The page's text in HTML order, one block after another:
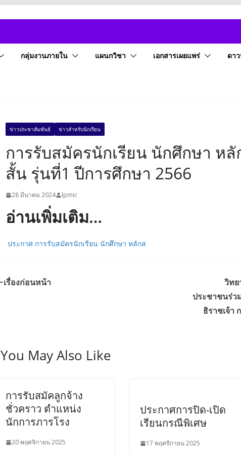
กลุ่มงานภายใน แผนกวิชา เอกสารเผยแพร่ ดา
ข่าวประชาสัมพันธ์ ข่าวสำหรับนักเรียน
การรับสมัครนักเรียน นักศึกษา ห
สั้น รุ่นที่1 ปีการศึกษา 2566
28 มีนาคม 2024 lpmic
อ่านเพิ่มเติม…
ประกาศ การรับสมัครนักเรียน นักศึกษา หลักส
เรื่องก่อนหน้า
วิท
ประชาชนร่ว
ธิราชเจ้า
You May Also Like
การรับสมัคลูกจ้าง
ชั่วคราว ตำแหน่ง
นักการภารโรง
20 พฤศจิกายน 2025
ประกาศการปิด-เปิด
เรียนกรณีพิเศษ
17 พฤศจิกายน 2025